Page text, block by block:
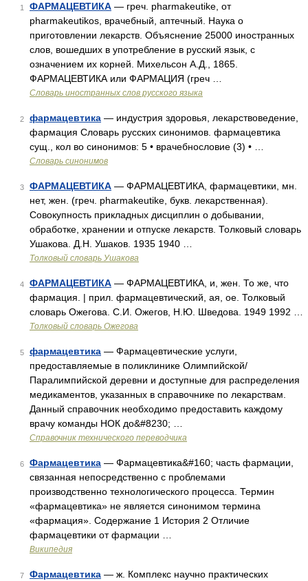
1 ФАРМАЦЕВТИКА — греч. pharmakeutike, от
pharmakeutikos, врачебный, аптечный. Наука о
приготовлении лекарств. Объяснение 25000 иностранных
слов, вошедших в употребление в русский язык, с
означением их корней. Михельсон А.Д., 1865.
ФАРМАЦЕВТИКА или ФАРМАЦИЯ (греч …
Словарь иностранных слов русского языка
2 фармацевтика — индустрия здоровья, лекарствоведение,
фармация Словарь русских синонимов. фармацевтика
сущ., кол во синонимов: 5 • врачебнословие (3) • …
Словарь синонимов
3 ФАРМАЦЕВТИКА — ФАРМАЦЕВТИКА, фармацевтики, мн.
нет, жен. (греч. pharmakeutike, букв. лекарственная).
Совокупность прикладных дисциплин о добывании,
обработке, хранении и отпуске лекарств. Толковый словарь
Ушакова. Д.Н. Ушаков. 1935 1940 …
Толковый словарь Ушакова
4 ФАРМАЦЕВТИКА — ФАРМАЦЕВТИКА, и, жен. То же, что
фармация. | прил. фармацевтический, ая, ое. Толковый
словарь Ожегова. С.И. Ожегов, Н.Ю. Шведова. 1949 1992 …
Толковый словарь Ожегова
5 фармацевтика — Фармацевтические услуги,
предоставляемые в поликлинике Олимпийской/
Паралимпийской деревни и доступные для распределения
медикаментов, указанных в справочнике по лекарствам.
Данный справочник необходимо предоставить каждому
врачу команды НОК до&#8230; …
Справочник технического переводчика
6 Фармацевтика — Фармацевтика&#160; часть фармации,
связанная непосредственно с проблемами
производственно технологического процесса. Термин
«фармацевтика» не является синонимом термина
«фармация». Содержание 1 История 2 Отличие
фармацевтики от фармации …
Википедия
7 Фармацевтика — ж. Комплекс научно практических